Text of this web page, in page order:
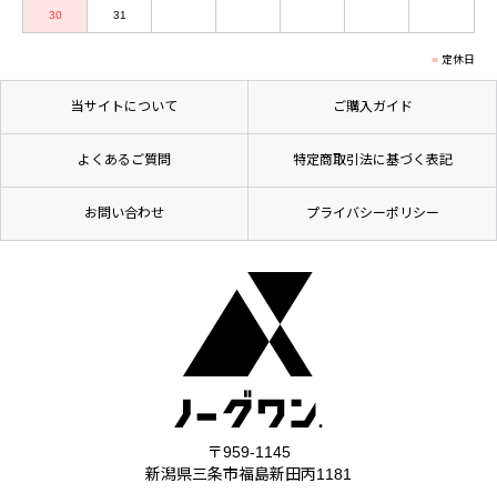
30 31
定休日
当サイトについて ご購入ガイド
よくあるご質問 特定商取引法に基づく表記
お問い合わせ プライバシーポリシー
〒959-1145
新潟県三条市福島新田丙1181